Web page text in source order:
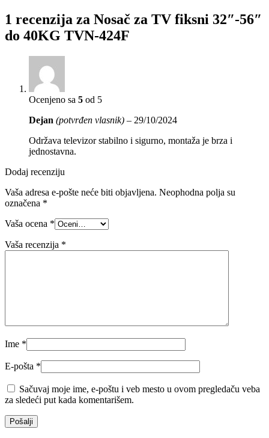
1 recenzija za Nosač za TV fiksni 32″-56″
do 40KG TVN-424F
Ocenjeno sa 5 od 5
Dejan (potvrđen vlasnik) – 29/10/2024
Održava televizor stabilno i sigurno, montaža je brza i
jednostavna.
Dodaj recenziju
Vaša adresa e-pošte neće biti objavljena. Neophodna polja su
označena *
Vaša ocena *
Vaša recenzija *
Ime *
E-pošta *
Sačuvaj moje ime, e-poštu i veb mesto u ovom pregledaču veba
za sledeći put kada komentarišem.